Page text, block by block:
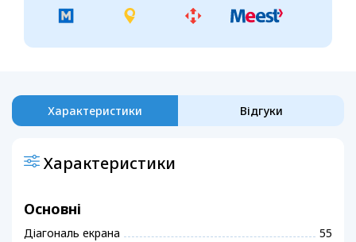
Характеристики Відгуки
Характеристики
Основні
Діагональ екрана 55